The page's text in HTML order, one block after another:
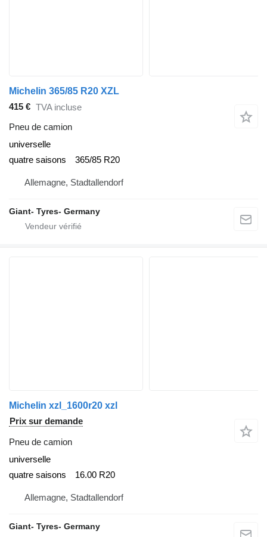
Michelin 365/85 R20 XZL
415 € TVA incluse
Pneu de camion
universelle
quatre saisons
365/85 R20
Allemagne, Stadtallendorf
Giant- Tyres- Germany
Michelin xzl_1600r20 xzl
Prix sur demande
Pneu de camion
universelle
quatre saisons
16.00 R20
Allemagne, Stadtallendorf
Giant- Tyres- Germany